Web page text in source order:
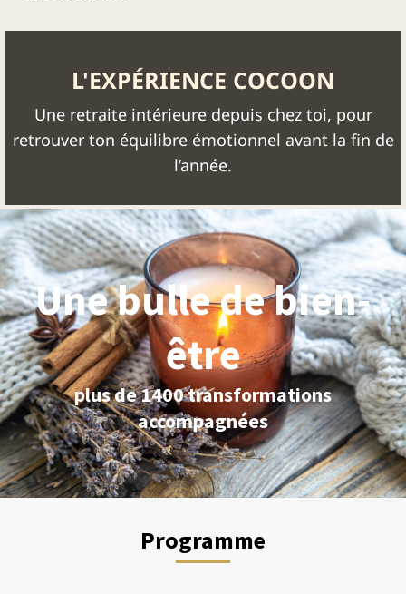
L'EXPÉRIENCE COCOON
Une retraite intérieure depuis chez toi, pour
retrouver ton équilibre émotionnel avant la fin de
l’année.
Une bulle de bien-
être
plus de 1400 transformations
accompagnées
Programme